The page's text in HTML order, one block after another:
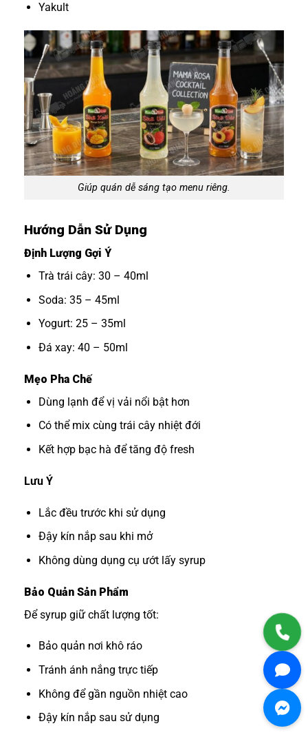
Yakult
Giúp quán dễ sáng tạo menu riêng.
Hướng Dẫn Sử Dụng
Định Lượng Gợi Ý
Trà trái cây: 30 – 40ml
Soda: 35 – 45ml
Yogurt: 25 – 35ml
Đá xay: 40 – 50ml
Mẹo Pha Chế
Dùng lạnh để vị vải nổi bật hơn
Có thể mix cùng trái cây nhiệt đới
Kết hợp bạc hà để tăng độ fresh
Lưu Ý
Lắc đều trước khi sử dụng
Đậy kín nắp sau khi mở
Không dùng dụng cụ ướt lấy syrup
Bảo Quản Sản Phẩm
Để syrup giữ chất lượng tốt:
Bảo quản nơi khô ráo
Tránh ánh nắng trực tiếp
Không để gần nguồn nhiệt cao
Đậy kín nắp sau sử dụng